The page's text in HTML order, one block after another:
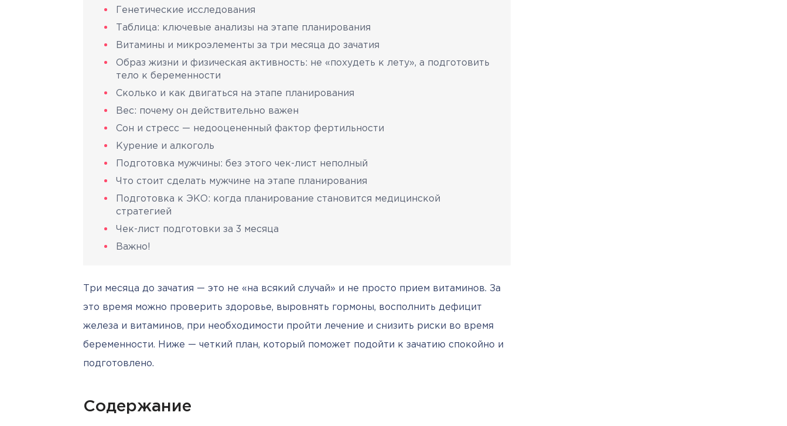
Генетические исследования
Таблица: ключевые анализы на этапе планирования
Витамины и микроэлементы за три месяца до зачатия
Образ жизни и физическая активность: не «похудеть к лету», а подготовить
тело к беременности
Сколько и как двигаться на этапе планирования
Вес: почему он действительно важен
Сон и стресс — недооцененный фактор фертильности
Курение и алкоголь
Подготовка мужчины: без этого чек-лист неполный
Что стоит сделать мужчине на этапе планирования
Подготовка к ЭКО: когда планирование становится медицинской
стратегией
Чек-лист подготовки за 3 месяца
Важно!
Три месяца до зачатия — это не «на всякий случай» и не просто прием витаминов. За
это время можно проверить здоровье, выровнять гормоны, восполнить дефицит
железа и витаминов, при необходимости пройти лечение и снизить риски во время
беременности. Ниже — четкий план, который поможет подойти к зачатию спокойно и
подготовлено.
Содержание